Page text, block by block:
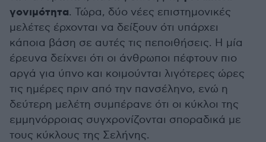
γονιμότητα. Τώρα, δύο νέες επιστημονικές
μελέτες έρχονται να δείξουν ότι υπάρχει
κάποια βάση σε αυτές τις πεποιθήσεις. Η μία
έρευνα δείχνει ότι οι άνθρωποι πέφτουν πιο
αργά για ύπνο και κοιμούνται λιγότερες ώρες
τις ημέρες πριν από την πανσέληνο, ενώ η
δεύτερη μελέτη συμπέρανε ότι οι κύκλοι της
εμμηνόρροιας συγχρονίζονται σποραδικά με
τους κύκλους της Σελήνης.